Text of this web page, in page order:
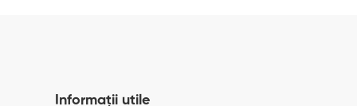
Informații utile